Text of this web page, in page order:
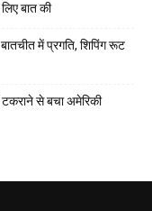
बात की
में प्रगति, शिपिंग रूट
से बचा अमेरिकी